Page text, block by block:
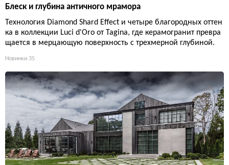
Блеск и глубина античного мрамора
Технология Diamond Shard Effect и четыре благородных оттен
ка в коллекции Luci d'Oro от Tagina, где керамогранит превра
щается в мерцающую поверхность с трехмерной глубиной.
Новинки 35